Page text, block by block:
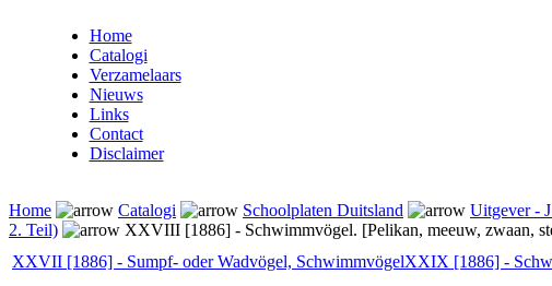
Home
Catalogi
Verzamelaars
Nieuws
Links
Contact
Disclaimer
Home Catalogi Schoolplaten Duitsland Uitgever -
2. Teil)
XXVIII [1886] - Schwimmvögel. [Pelikan, meeuw, zwaan,
XXVII [1886] - Sumpf- oder Wadvögel, SchwimmvögelXXIX [1886] -